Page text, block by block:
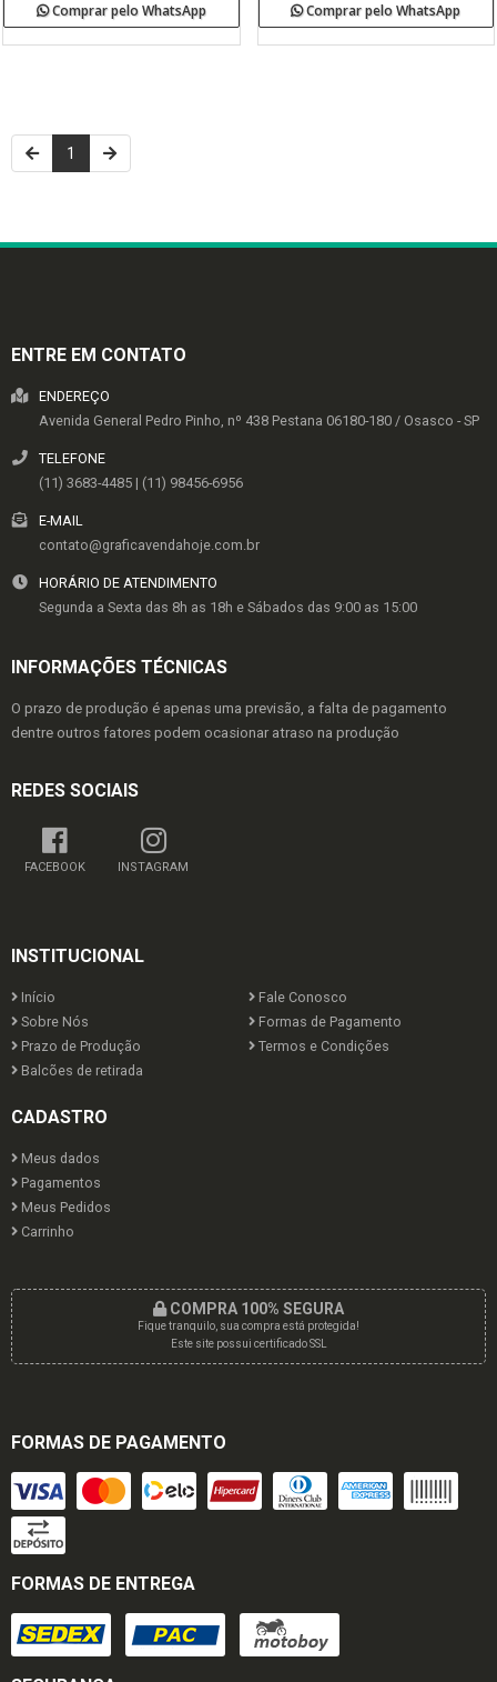
Comprar pelo WhatsApp Comprar pelo WhatsApp
1
ENTRE EM CONTATO
ENDEREÇO
Avenida General Pedro Pinho, nº 438 Pestana 06180-180 / Osasco - SP
TELEFONE
(11) 3683-4485 | (11) 98456-6956
E-MAIL
contato@graficavendahoje.com.br
HORÁRIO DE ATENDIMENTO
Segunda a Sexta das 8h as 18h e Sábados das 9:00 as 15:00
INFORMAÇÕES TÉCNICAS
O prazo de produção é apenas uma previsão, a falta de pagamento
dentre outros fatores podem ocasionar atraso na produção
REDES SOCIAIS
FACEBOOK INSTAGRAM
INSTITUCIONAL
Início
Fale Conosco
Sobre Nós
Formas de Pagamento
Prazo de Produção
Termos e Condições
Balcões de retirada
CADASTRO
Meus dados
Pagamentos
Meus Pedidos
Carrinho
COMPRA 100% SEGURA
Fique tranquilo, sua compra está protegida!
Este site possui certificado SSL
FORMAS DE PAGAMENTO
FORMAS DE ENTREGA